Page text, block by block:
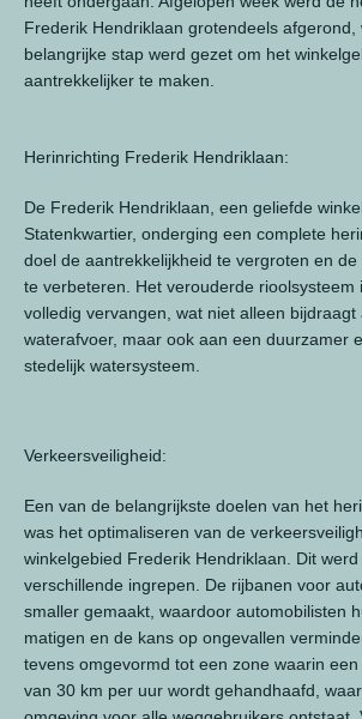
Frederik Hendriklaan grotendeels afgerond,
belangrijke stap werd gezet om het
aantrekkelijker te maken.
Herinrichting Frederik Hendriklaan:
De Frederik Hendriklaan, een geliefde
Statenkwartier, onderging een complete
doel de aantrekkelijkheid te vergroten en de
te verbeteren. Het verouderde rioolsysteem
volledig vervangen, wat niet alleen bijdraagt
waterafvoer, maar ook aan een duurzamer
stedelijk watersysteem.
Verkeersveiligheid:
Een van de belangrijkste doelen van het
was het optimaliseren van de
winkelgebied Frederik Hendriklaan. Dit
verschillende ingrepen. De rijbanen voor
smaller gemaakt, waardoor automobilisten
matigen en de kans op ongevallen
tevens omgevormd tot een zone waarin
van 30 km per uur wordt gehandhaafd,